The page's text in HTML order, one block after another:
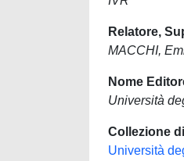
Relatore,
MACCHI,
Nome
Università
Collezione
Università